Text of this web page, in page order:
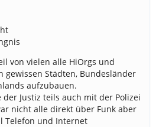
von vielen alle HiOrgs und
gewissen Städten, Bundesländer
aufzubauen.
der Justiz teils auch mit der Polizei
nicht alle direkt über Funk aber
Telefon und Internet